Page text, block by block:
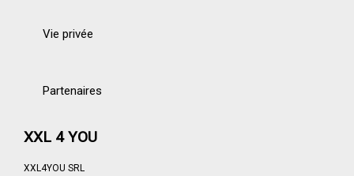
Vie privée
Partenaires
XXL 4 YOU
XXL4YOU SRL